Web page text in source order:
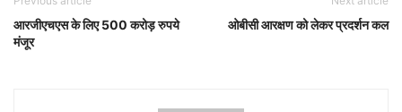
आरजीएचएस के लिए 500 करोड़ रुपये
मंजूर
ओबीसी आरक्षण को लेकर प्रदर्शन कल